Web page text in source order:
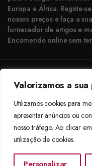
Valorizamos a
Utilizamos cookies para
apresentar anúncios ou
nosso tráfego. Ao clicar
utilização de cookies.
Europa e África. Registe-
nossos preços e faça a
fornecedor de artigos e
Encomende online sem
Aceitamos: